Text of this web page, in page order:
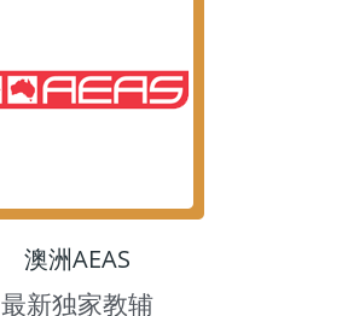
澳洲AEAS
最新独家教辅